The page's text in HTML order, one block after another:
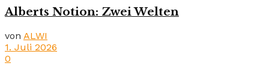
Alberts Notion: Zwei Welten
von ALWI
1. Juli 2026
0